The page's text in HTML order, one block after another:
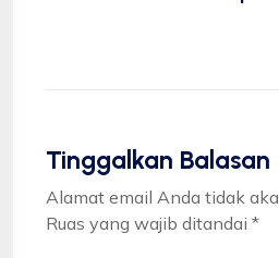
Tinggalkan Balasan
Alamat email Anda tidak
Ruas yang wajib ditandai *